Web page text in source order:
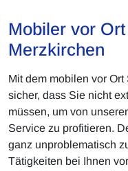
Mobiler vor
Merzkirchen
Mit dem mobilen vor
sicher, dass Sie nicht
müssen, um von
Service zu profitieren.
ganz unproblematisch
Tätigkeiten bei Ihnen